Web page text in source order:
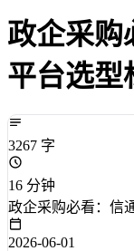
政企采购
平台选型
3267 字
16 分钟
政企采购必看：信
2026-06-01